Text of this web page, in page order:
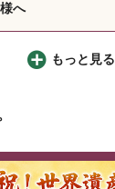
へ
もっと見る